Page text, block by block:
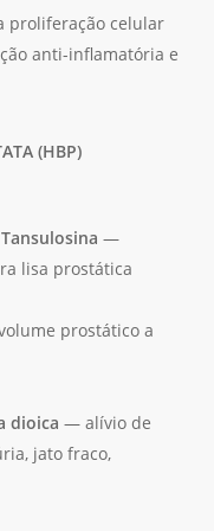
celular
anti-inflamatória e
(HBP)
Tansulosina —
lisa prostática
prostático a
dioica — alívio de
jato fraco,